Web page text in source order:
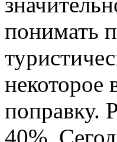
понимать
некоторое
поправку.